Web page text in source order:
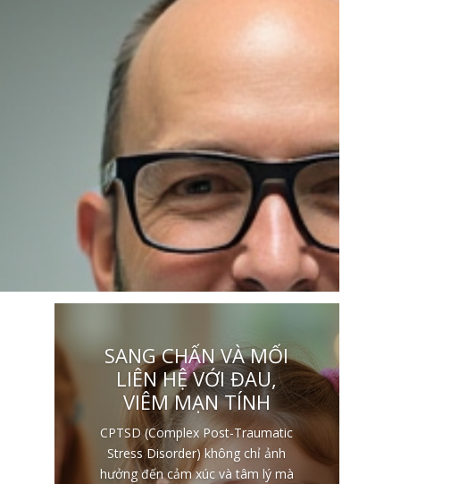
SANG CHẤN VÀ MỐI
LIÊN HỆ VỚI ĐAU,
VIÊM MẠN TÍNH
CPTSD (Complex Post-Traumatic
Stress Disorder) không chỉ ảnh
hưởng đến cảm xúc và tâm lý mà